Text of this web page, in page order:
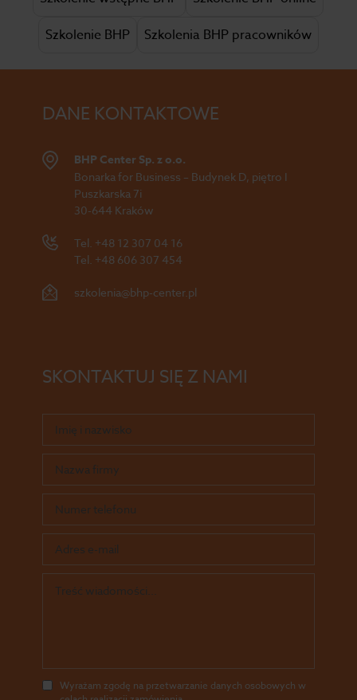
Szkolenie BHP
Szkolenia BHP pracowników
DANE KONTAKTOWE
BHP Center Sp. z o.o.
Bonarka for Business – Budynek D, piętro I
Puszkarska 7i
30-644 Kraków
Tel. +48 12 307 04 16
Tel. +48 606 307 454
szkolenia@bhp-center.pl
SKONTAKTUJ SIĘ Z NAMI
Wyrażam zgodę na przetwarzanie danych osobowych w